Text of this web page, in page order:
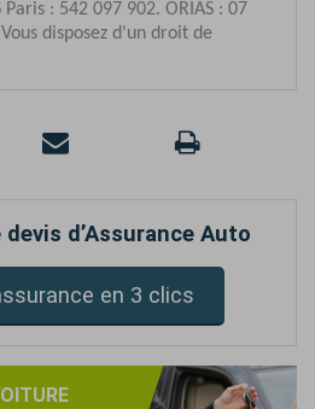
d’Assurance Auto
en 3 clics